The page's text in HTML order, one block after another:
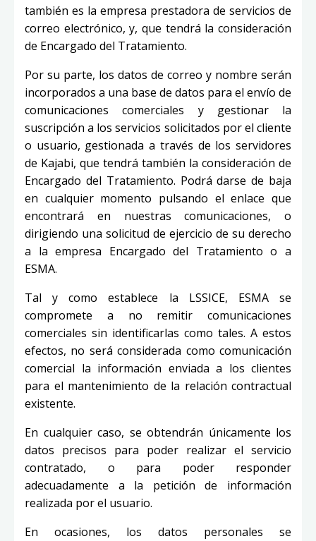
también es la empresa prestadora de servicios de
correo electrónico, y, que tendrá la consideración
de Encargado del Tratamiento.
Por su parte, los datos de correo y nombre serán
incorporados a una base de datos para el envío de
comunicaciones comerciales y gestionar la
suscripción a los servicios solicitados por el cliente
o usuario, gestionada a través de los servidores
de Kajabi, que tendrá también la consideración de
Encargado del Tratamiento. Podrá darse de baja
en cualquier momento pulsando el enlace que
encontrará en nuestras comunicaciones, o
dirigiendo una solicitud de ejercicio de su derecho
a la empresa Encargado del Tratamiento o a
ESMA.
Tal y como establece la LSSICE, ESMA se
compromete a no remitir comunicaciones
comerciales sin identificarlas como tales. A estos
efectos, no será considerada como comunicación
comercial la información enviada a los clientes
para el mantenimiento de la relación contractual
existente.
En cualquier caso, se obtendrán únicamente los
datos precisos para poder realizar el servicio
contratado, o para poder responder
adecuadamente a la petición de información
realizada por el usuario.
En ocasiones, los datos personales se